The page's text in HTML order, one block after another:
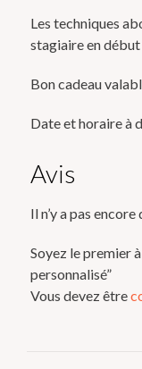
Les techniques
stagiaire en début
Bon cadeau
Date et horaire à
Avis
Il n’y a pas encore
Soyez le premier
personnalisé”
Vous devez être